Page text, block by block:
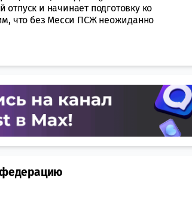
и начинает подготовку ко
что без Месси ПСЖ неожиданно